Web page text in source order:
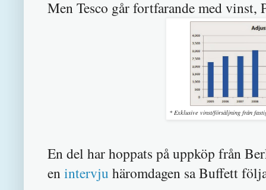
Men Tesco går fortfarande med vinst,
* Exklusive vinst/försäljning från
En del har hoppats på uppköp från
enintervju häromdagen sa Buffett